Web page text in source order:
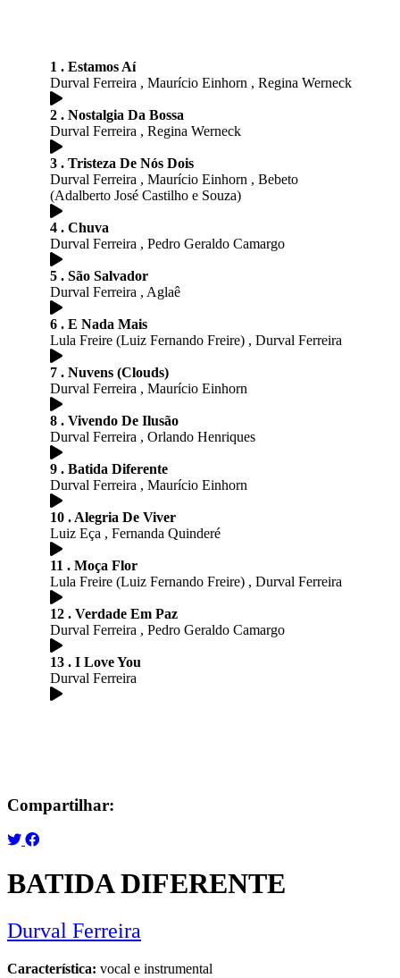
1 . Estamos Aí
Durval Ferreira , Maurício Einhorn , Regina Werneck
2 . Nostalgia Da Bossa
Durval Ferreira , Regina Werneck
3 . Tristeza De Nós Dois
Durval Ferreira , Maurício Einhorn , Bebeto
(Adalberto José Castilho e Souza)
4 . Chuva
Durval Ferreira , Pedro Geraldo Camargo
5 . São Salvador
Durval Ferreira , Aglaê
6 . E Nada Mais
Lula Freire (Luiz Fernando Freire) , Durval Ferreira
7 . Nuvens (Clouds)
Durval Ferreira , Maurício Einhorn
8 . Vivendo De Ilusão
Durval Ferreira , Orlando Henriques
9 . Batida Diferente
Durval Ferreira , Maurício Einhorn
10 . Alegria De Viver
Luiz Eça , Fernanda Quinderé
11 . Moça Flor
Lula Freire (Luiz Fernando Freire) , Durval Ferreira
12 . Verdade Em Paz
Durval Ferreira , Pedro Geraldo Camargo
13 . I Love You
Durval Ferreira
Compartilhar:
BATIDA DIFERENTE
Durval Ferreira
Característica: vocal e instrumental